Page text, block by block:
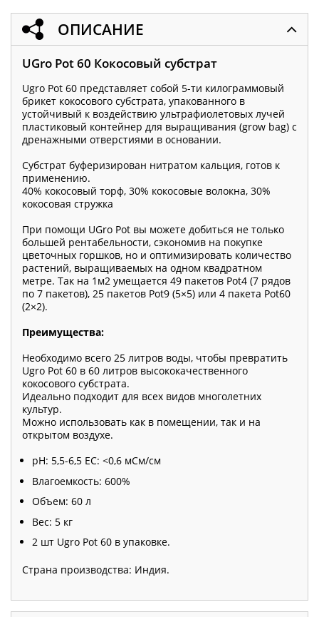
ОПИСАНИЕ
UGro Pot 60 Кокосовый субстрат
Ugro Pot 60 представляет собой 5-ти килограммовый
брикет кокосового субстрата, упакованного в
устойчивый к воздействию ультрафиолетовых лучей
пластиковый контейнер для выращивания (grow bag) с
дренажными отверстиями в основании.
Субстрат буферизирован нитратом кальция, готов к
применению.
40% кокосовый торф, 30% кокосовые волокна, 30%
кокосовая стружка
При помощи UGro Pot вы можете добиться не только
большей рентабельности, сэкономив на покупке
цветочных горшков, но и оптимизировать количество
растений, выращиваемых на одном квадратном
метре. Так на 1м2 умещается 49 пакетов Pot4 (7 рядов
по 7 пакетов), 25 пакетов Pot9 (5×5) или 4 пакета Pot60
(2×2).
Преимущества:
Необходимо всего 25 литров воды, чтобы превратить
Ugro Pot 60 в 60 литров высококачественного
кокосового субстрата.
Идеально подходит для всех видов многолетних
культур.
Можно использовать как в помещении, так и на
открытом воздухе.
pH: 5,5-6,5 EC: <0,6 мСм/см
Влагоемкость: 600%
Объем: 60 л
Вес: 5 кг
2 шт Ugro Pot 60 в упаковке.
Страна производства: Индия.